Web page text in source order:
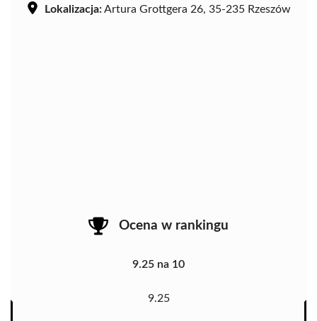
Lokalizacja:Artura Grottgera 26, 35-235 Rzeszów
Ocena w rankingu
9.25 na 10
9.25